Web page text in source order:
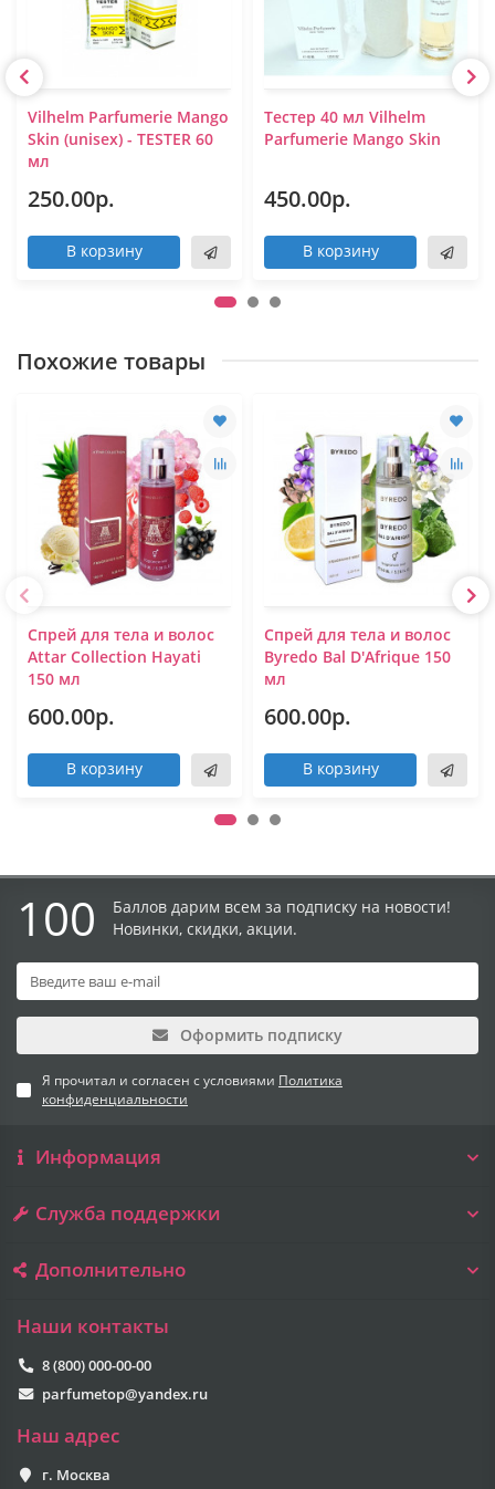
Vilhelm Parfumerie Mango
Skin (unisex) - TESTER 60
мл
250.00р.
В корзину
Тестер 40 мл Vilhelm
Parfumerie Mango Skin
450.00р.
В корзину
Похожие товары
Спрей для тела и волос
Attar Collection Hayati
150 мл
600.00р.
В корзину
Спрей для тела и волос
Byredo Bal D'Afrique 150
мл
600.00р.
В корзину
100
Баллов дарим всем за подписку на новости!
Новинки, скидки, акции.
Оформить подписку
Я прочитал и согласен с условиями Политика
конфиденциальности
Информация
Служба поддержки
Дополнительно
Наши контакты
8 (800) 000-00-00
parfumetop@yandex.ru
Наш адрес
г. Москва